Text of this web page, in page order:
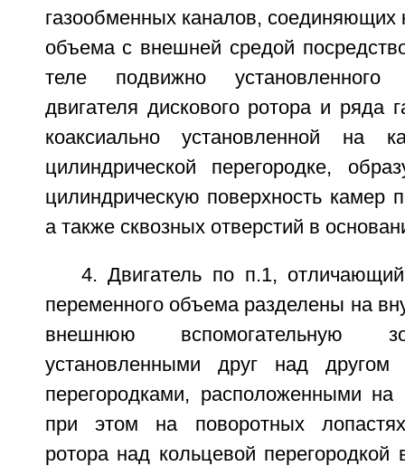
газообменных каналов, соединяющих
объема с внешней средой
теле подвижно установленного
двигателя дискового ротора и ряда
коаксиально установленной на
цилиндрической перегородке,
цилиндрическую поверхность камер
а также сквозных отверстий в
4. Двигатель по п.1,
переменного объема разделены на
внешнюю вспомогательную
установленными друг над
перегородками, расположенными
при этом на поворотных лопастях
ротора над кольцевой перегородкой